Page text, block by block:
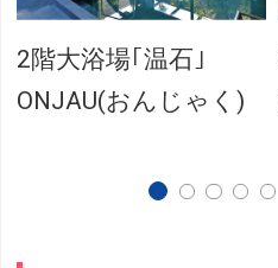
2階大浴場｢温石｣
ONJAU(おんじゃく)